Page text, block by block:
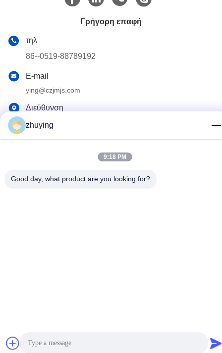
Γρήγορη επαφή
τηλ
86--0519-88789192
E-mail
ying@czjmjs.com
Διεύθυνση
ΤΕΤΡΆΓΩΝΟ ΕΜΠΟΡΊΟΥ NO.10-930 JIAHONGSHENGSHI,
ΕΠΑΡΧΊΑ ΠΌΛΕΩΝ JIANGSU ΠΕΡΙΟΧΉΣ CHANGZHOU
ZHONGLOU
Κίνα Καλό Ποιότητα Μεγάλα πιό δροσερά πακέτα πάγου
zhuying
9:18 PM
Good day, what product are you looking for?